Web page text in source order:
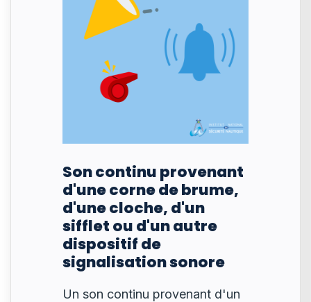
Son continu provenant
d'une corne de brume,
d'une cloche, d'un
sifflet ou d'un autre
dispositif de
signalisation sonore
Un son continu provenant d'un